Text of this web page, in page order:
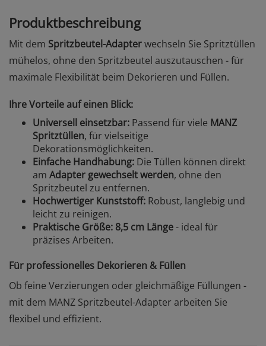
Produktbeschreibung
Mit dem Spritzbeutel-Adapterwechseln Sie Spritztüllen
mühelos, ohne den Spritzbeutel auszutauschen - für
maximale Flexibilität beim Dekorieren und Füllen.
Ihre Vorteile auf einen Blick:
Universell einsetzbar: Passend für viele MANZ
Spritztüllen, für vielseitige
Dekorationsmöglichkeiten.
Einfache Handhabung: Die Tüllen können direkt
am Adapter gewechselt werden, ohne den
Spritzbeutel zu entfernen.
Hochwertiger Kunststoff: Robust, langlebig und
leicht zu reinigen.
Praktische Größe: 8,5 cm Länge- ideal für
präzises Arbeiten.
Für professionelles Dekorieren & Füllen
Ob feine Verzierungen oder gleichmäßige Füllungen -
mit dem MANZ Spritzbeutel-Adapter arbeiten Sie
flexibel und effizient.